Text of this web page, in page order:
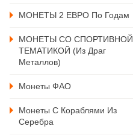
МОНЕТЫ 2 ЕВРО По Годам
МОНЕТЫ СО СПОРТИВНОЙ
ТЕМАТИКОЙ (из Драг
Металлов)
Монеты ФАО
Монеты С Кораблями Из
Серебра